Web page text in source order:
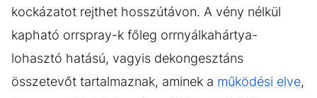
kockázatot rejthet hosszútávon. A vény nélkül
kapható orrspray-k főleg orrnyálkahártya-
lohasztó hatású, vagyis dekongesztáns
összetevőt tartalmaznak, aminek a működési elve,